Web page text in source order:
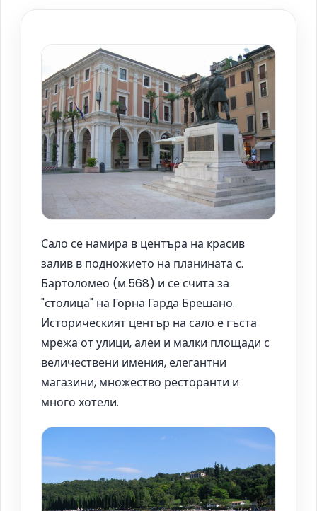
Сало се намира в центъра на красив
залив в подножието на планината с.
Бартоломео (м.568) и се счита за
"столица" на Горна Гарда Брешано.
Историческият център на сало е гъста
мрежа от улици, алеи и малки площади с
величествени имения, елегантни
магазини, множество ресторанти и
много хотели.